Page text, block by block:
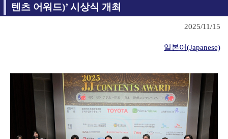
텐츠 어워드)’ 시상식 개최
2025/11/15
일본어(Japanese)